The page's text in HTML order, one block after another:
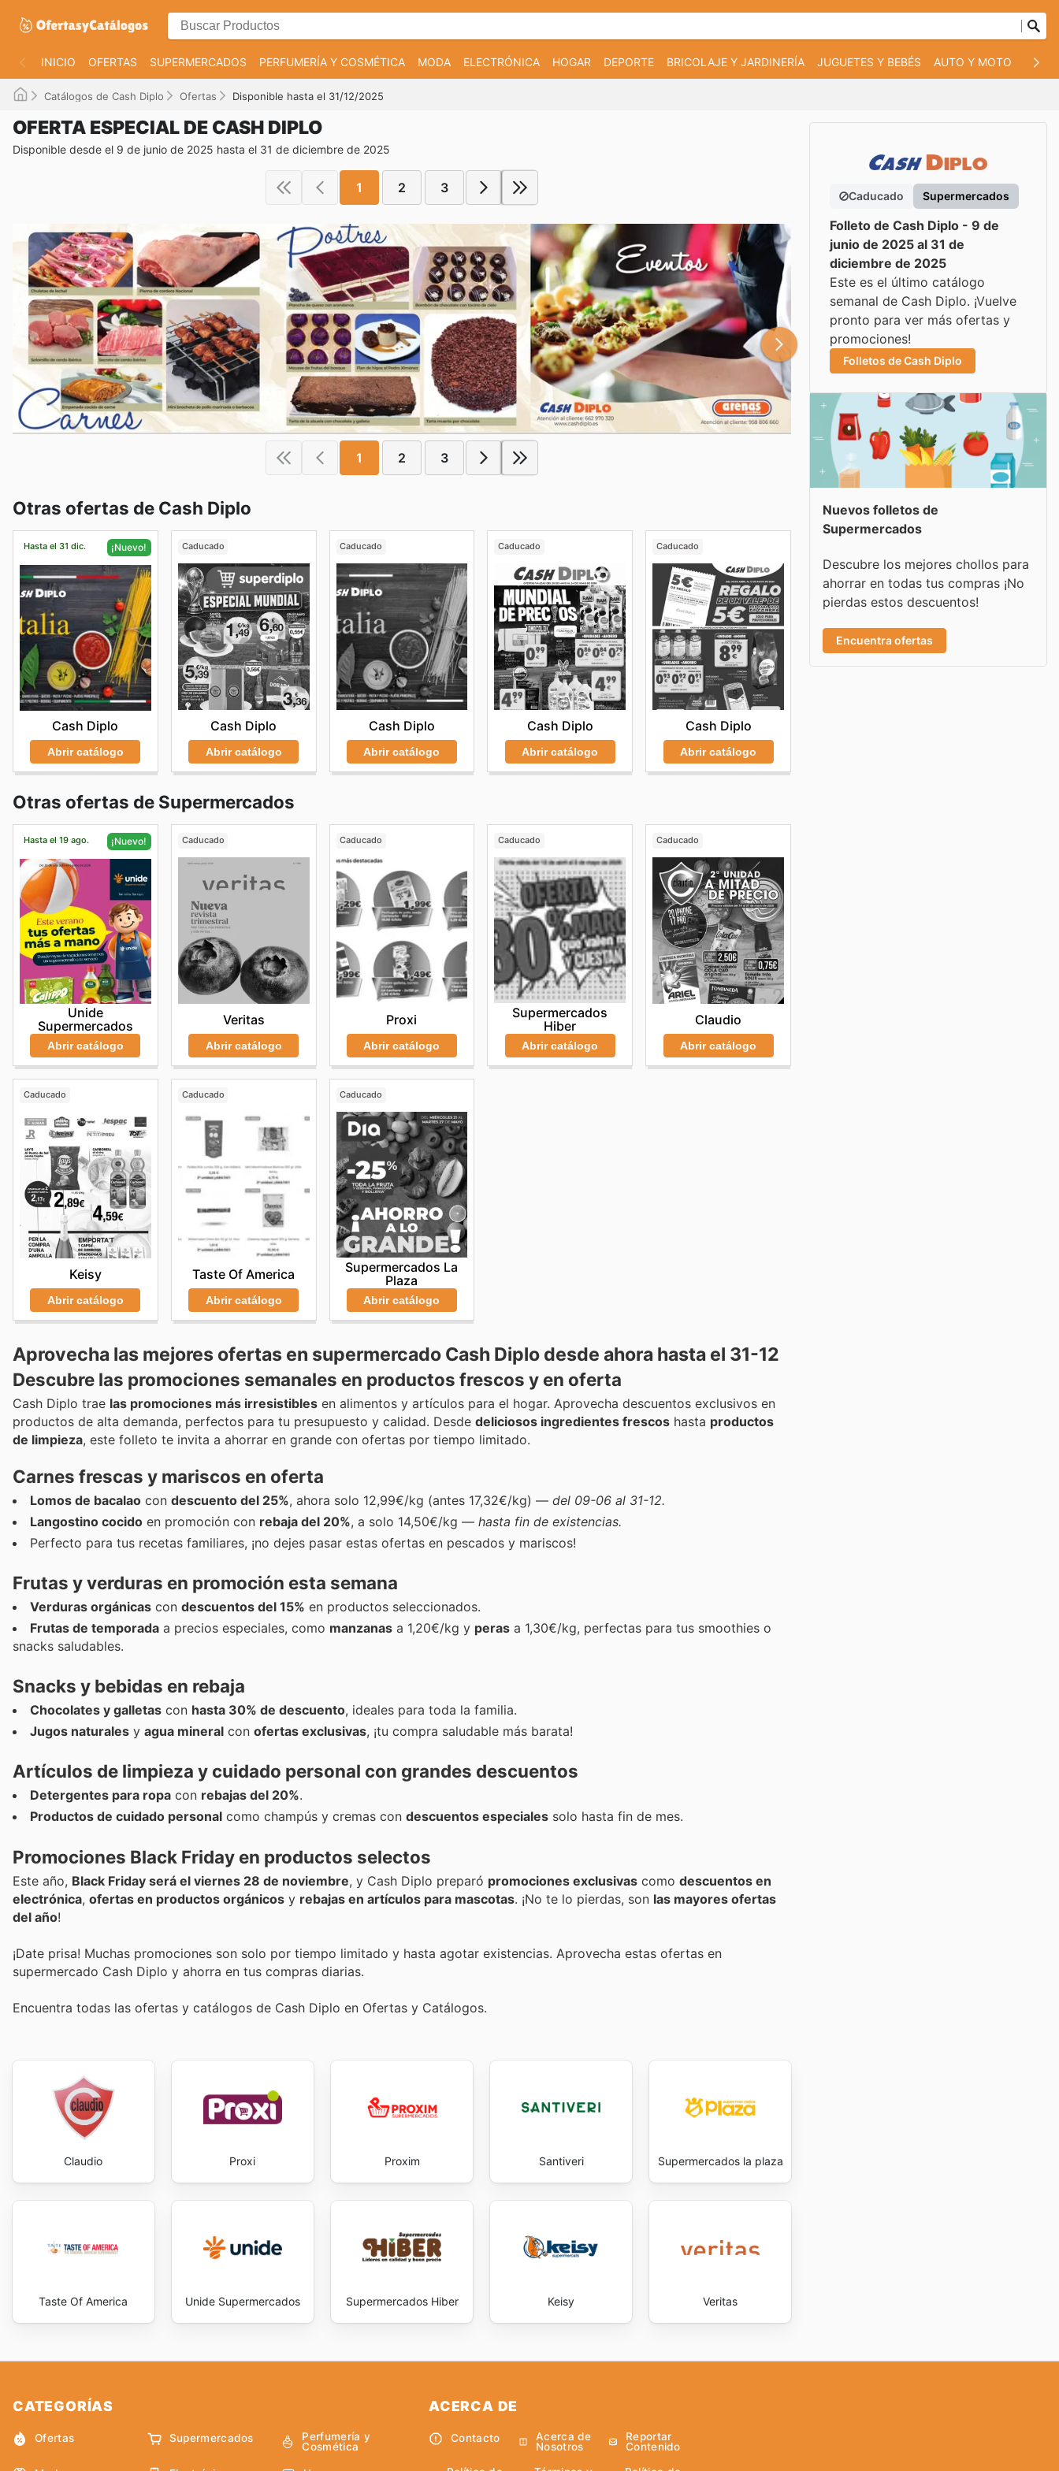
INICIO OFERTAS SUPERMERCADOS PERFUMERÍA Y COSMÉTICA MODA ELECTRÓNICA HOGAR DEPORTE BRICOLAJE Y JARDINERÍA JUGUETES Y BEBÉS AUTO Y MOTO
Catálogos de Cash Diplo Ofertas Disponible hasta el 31/12/2025
OFERTA ESPECIAL DE CASH DIPLO
Disponible desde el 9 de junio de 2025 hasta el 31 de diciembre de 2025
1 2 3
1 2 3
Otras ofertas de Cash Diplo
Hasta el 31 dic. ¡Nuevo!
Cash Diplo
Abrir catálogo
Caducado
Cash Diplo
Abrir catálogo
Caducado
Cash Diplo
Abrir catálogo
Caducado
Cash Diplo
Abrir catálogo
Caducado
Cash Diplo
Abrir catálogo
Otras ofertas de Supermercados
Hasta el 19 ago. ¡Nuevo!
Unide
Supermercados
Abrir catálogo
Caducado
Veritas
Abrir catálogo
Caducado
Proxi
Abrir catálogo
Caducado
Supermercados
Hiber
Abrir catálogo
Caducado
Claudio
Abrir catálogo
Caducado
Keisy
Abrir catálogo
Caducado
Taste Of America
Abrir catálogo
Caducado
Supermercados La
Plaza
Abrir catálogo
Aprovecha las mejores ofertas en supermercado Cash Diplo desde ahora hasta el 31-12
Descubre las promociones semanales en productos frescos y en oferta
Cash Diplo trae las promociones más irresistibles en alimentos y artículos para el hogar. Aprovecha descuentos exclusivos en
productos de alta demanda, perfectos para tu presupuesto y calidad. Desde deliciosos ingredientes frescos hasta productos
de limpieza, este folleto te invita a ahorrar en grande con ofertas por tiempo limitado.
Carnes frescas y mariscos en oferta
Lomos de bacalao con descuento del 25%, ahora solo 12,99€/kg (antes 17,32€/kg) — del 09-06 al 31-12.
Langostino cocido en promoción con rebaja del 20%, a solo 14,50€/kg — hasta fin de existencias.
Perfecto para tus recetas familiares, ¡no dejes pasar estas ofertas en pescados y mariscos!
Frutas y verduras en promoción esta semana
Verduras orgánicas con descuentos del 15% en productos seleccionados.
Frutas de temporada a precios especiales, como manzanas a 1,20€/kg y peras a 1,30€/kg, perfectas para tus smoothies o
snacks saludables.
Snacks y bebidas en rebaja
Chocolates y galletas con hasta 30% de descuento, ideales para toda la familia.
Jugos naturales y agua mineral con ofertas exclusivas, ¡tu compra saludable más barata!
Artículos de limpieza y cuidado personal con grandes descuentos
Detergentes para ropa con rebajas del 20%.
Productos de cuidado personal como champús y cremas con descuentos especiales solo hasta fin de mes.
Promociones Black Friday en productos selectos
Este año, Black Friday será el viernes 28 de noviembre, y Cash Diplo preparó promociones exclusivas como descuentos en
electrónica, ofertas en productos orgánicos y rebajas en artículos para mascotas. ¡No te lo pierdas, son las mayores ofertas
del año!
¡Date prisa! Muchas promociones son solo por tiempo limitado y hasta agotar existencias. Aprovecha estas ofertas en
supermercado Cash Diplo y ahorra en tus compras diarias.
Encuentra todas las ofertas y catálogos de Cash Diplo en Ofertas y Catálogos.
Claudio Proxi Proxim Santiveri Supermercados la plaza
Taste Of America Unide Supermercados Supermercados Hiber Keisy Veritas
Caducado Supermercados
Folleto de Cash Diplo - 9 de
junio de 2025 al 31 de
diciembre de 2025
Este es el último catálogo
semanal de Cash Diplo. ¡Vuelve
pronto para ver más ofertas y
promociones!
Folletos de Cash Diplo
Nuevos folletos de
Supermercados
Descubre los mejores chollos para
ahorrar en todas tus compras ¡No
pierdas estos descuentos!
Encuentra ofertas
CATEGORÍAS
Ofertas Supermercados
Perfumería y
Cosmética
ACERCA DE
Contacto
Acerca de
Nosotros
Reportar
Contenido